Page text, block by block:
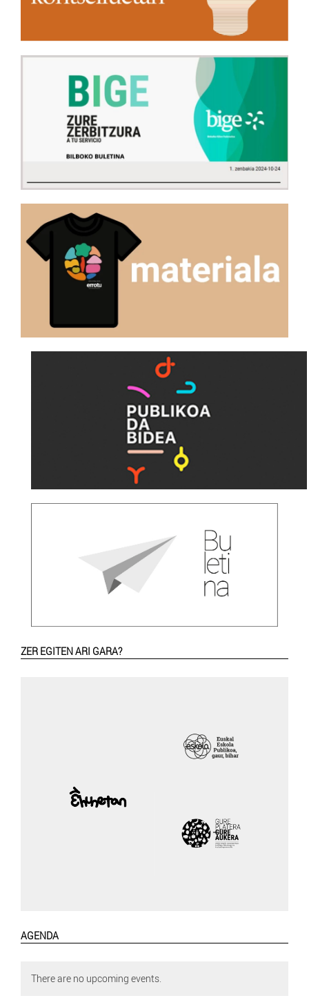
ZER EGITEN ARI GARA?
AGENDA
There are no upcoming events.